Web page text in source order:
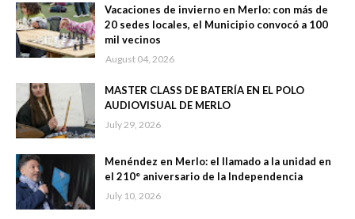
Vacaciones de invierno en Merlo: con más de
20 sedes locales, el Municipio convocó a 100
mil vecinos
August 04, 2026
MASTER CLASS DE BATERÍA EN EL POLO
AUDIOVISUAL DE MERLO
July 29, 2026
Menéndez en Merlo: el llamado a la unidad en
el 210° aniversario de la Independencia
July 10, 2026